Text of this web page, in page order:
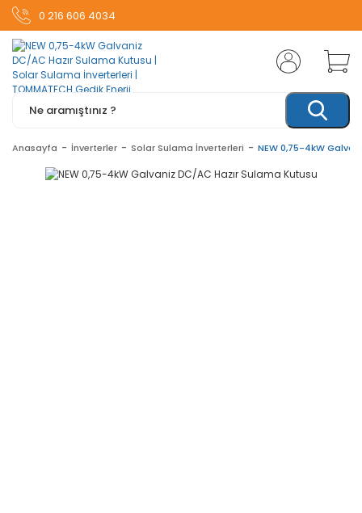
0 216 606 4034
Anasayfa İnverterler Solar Sulama İnverterleri NEW 0,75-4kW